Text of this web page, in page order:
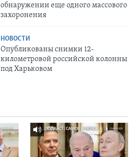
обнаружении еще одного массового
захоронения
НОВОСТИ
Опубликованы снимки 12-
километровой российской колонны
под Харьковом